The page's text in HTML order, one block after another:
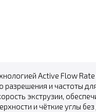
Active Flow
разрешения и частоты
экструзии,
и чёткие углы